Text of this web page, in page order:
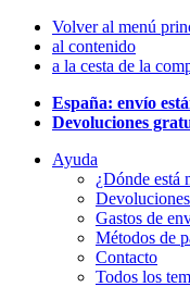
Volver al menú
al contenido
a la cesta de la
España: envío
Devoluciones
Ayuda
¿Dónde está
Devoluciones
Gastos de
Métodos de
Contacto
Todos los